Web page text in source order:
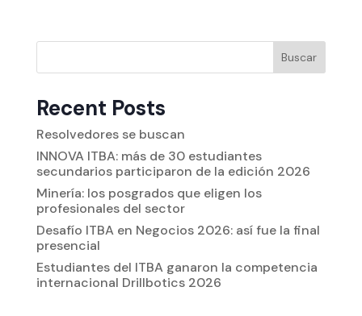
Buscar
Recent Posts
Resolvedores se buscan
INNOVA ITBA: más de 30 estudiantes
secundarios participaron de la edición 2026
Minería: los posgrados que eligen los
profesionales del sector
Desafío ITBA en Negocios 2026: así fue la final
presencial
Estudiantes del ITBA ganaron la competencia
internacional Drillbotics 2026